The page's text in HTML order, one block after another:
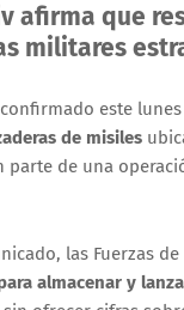
afirma que
militares
confirmado este
de misiles
parte de una
las Fuerzas
almacenar y